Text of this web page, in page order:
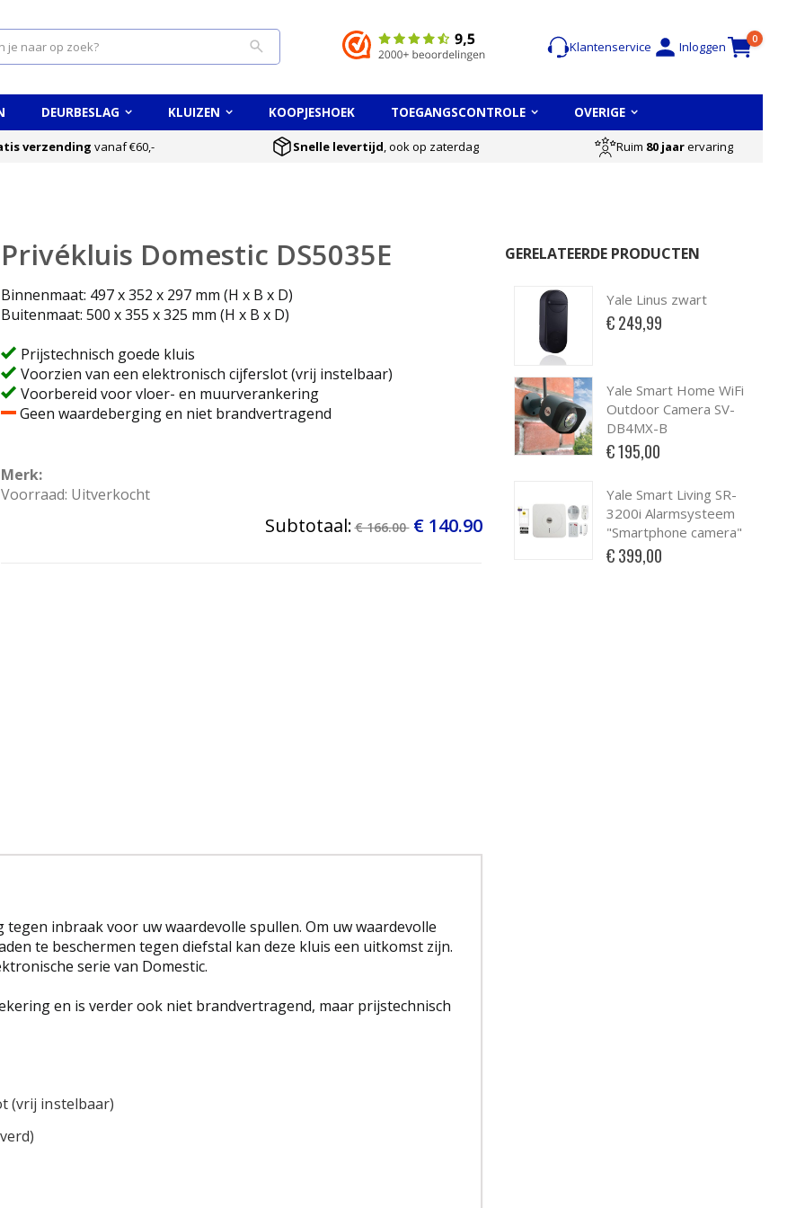
Search
Klantenservice Inloggen
Cart
0items
DEURBESLAG KLUIZEN KOOPJESHOEK TOEGANGSCONTROLE OVERIGE
verzending vanaf €60,- Snelle levertijd, ook op zaterdag Ruim 80 jaarervaring
Privékluis Domestic DS5035E
Binnenmaat: 497 x 352 x 297 mm (H x B x D)
Buitenmaat: 500 x 355 x 325 mm (H x B x D)
Prijstechnisch goede kluis
Voorzien van een elektronisch cijferslot (vrij instelbaar)
Voorbereid voor vloer- en muurverankering
Geen waardeberging en niet brandvertragend
Merk:
Voorraad: Uitverkocht
Subtotaal:€ 166.00 € 140.90
tegen inbraak voor uw waardevolle spullen. Om uw waardevolle
te beschermen tegen diefstal kan deze kluis een uitkomst zijn.
serie van Domestic.
en is verder ook niet brandvertragend, maar prijstechnisch
(vrij instelbaar)
GERELATEERDE PRODUCTEN
Yale Linus zwart
€ 249,99
Yale Smart Home WiFi
Outdoor Camera SV-
DB4MX-B
€ 195,00
Yale Smart Living SR-
3200i Alarmsysteem
"Smartphone camera"
€ 399,00